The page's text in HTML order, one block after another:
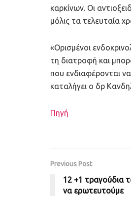
καρκίνων. Οι
μόλις τα τελευταία
«Ορισμένοι
τη διατροφή και
που ενδιαφέρονται
καταλήγει ο δρ
Πηγή
Previous Post
12 +1 τραγούδια
να ερωτευτούμε